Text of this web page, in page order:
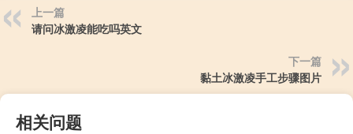
上一篇
请问冰激凌能吃吗英文
下一篇
黏土冰激凌手工步骤图片
相关问题